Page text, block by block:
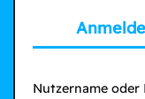
Nutzername oder